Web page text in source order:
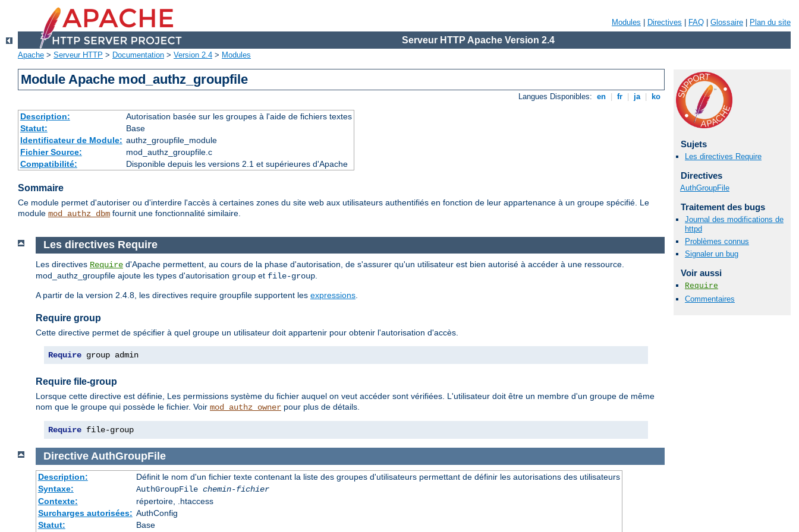
Modules Directives FAQ Glossaire Plan du site
Serveur HTTP Apache Version 2.4
Apache > Serveur HTTP > Documentation > Version 2.4 > Modules
Module Apache mod_authz_groupfile
Langues Disponibles: en fr ja ko
Description:
Autorisation basée sur les groupes à l'aide de fichiers textes
Statut:
Base
Identificateur de Module: authz_groupfile_module
Fichier Source:
mod_authz_groupfile.c
Compatibilité:
Disponible depuis les versions 2.1 et supérieures d'Apache
Sommaire
Ce module permet d'autoriser ou d'interdire l'accès à certaines zones du site web aux utilisateurs authentifiés en fonction de leur appartenance à un groupe spécifié. Le
module mod_authz_dbm fournit une fonctionnalité similaire.
Sujets
Les directives Require
Directives
AuthGroupFile
Traitement des bugs
Journal des modifications de
httpd
Problèmes connus
Signaler un bug
Voir aussi
Require
Commentaires
Les directives Require
Les directives Require d'Apache permettent, au cours de la phase d'autorisation, de s'assurer qu'un utilisateur est bien autorisé à accéder à une ressource.
mod_authz_groupfile ajoute les types d'autorisation group et file-group
A partir de la version 2.4.8, les directives require groupfile supportent les expressions
Require group
Cette directive permet de spécifier à quel groupe un utilisateur doit appartenir pour obtenir l'autorisation d'accès.
Require group admin
Require file-group
Lorsque cette directive est définie, Les permissions système du fichier auquel on veut accéder sont vérifiées. L'utilisateur doit être un membre d'un groupe de même
nom que le groupe qui possède le fichier. Voir mod_authz_owner pour plus de détails.
Require file-group
Directive AuthGroupFile
Description:
Définit le nom d'un fichier texte contenant la liste des groupes d'utilisateurs permettant de définir les autorisations des utilisateurs
Syntaxe:
AuthGroupFile chemin-fichier
Contexte:
répertoire, .htaccess
Surcharges autorisées: AuthConfig
Statut:
Base